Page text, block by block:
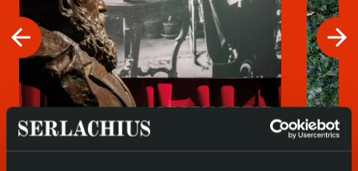
arrow_back arrow_forward